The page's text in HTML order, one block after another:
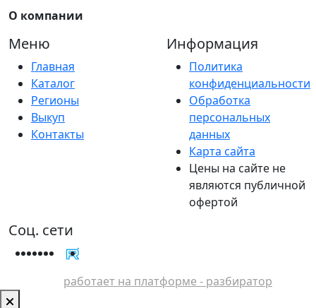
О компании
Меню
Главная
Каталог
Регионы
Выкуп
Контакты
Информация
Политика
конфиденциальности
Обработка
персональных
данных
Карта сайта
Цены на сайте не
являются публичной
офертой
Соц. сети
работает на платформе - разбиратор